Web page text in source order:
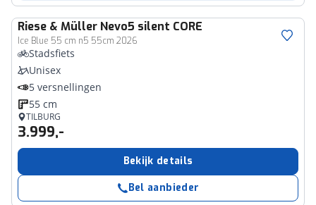
Riese & Müller Nevo5 silent CORE
Ice Blue 55 cm n5 55cm 2026
Stadsfiets
Unisex
5 versnellingen
55 cm
TILBURG
3.999,-
Bekijk details
Bel aanbieder